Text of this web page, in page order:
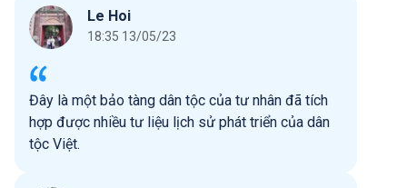
Le Hoi
18:35 13/05/23
Đây là một bảo tàng dân tộc của tư nhân đã tích
hợp được nhiều tư liệu lịch sử phát triển của dân
tộc Việt.